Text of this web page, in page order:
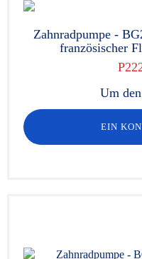
Zahnradpumpe -
französischer
Um
EIN